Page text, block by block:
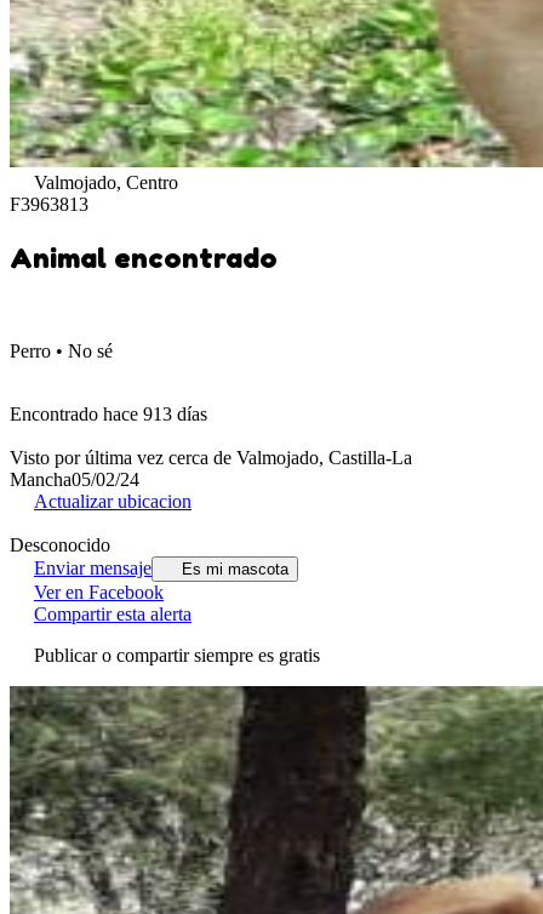
Valmojado, Centro
F3963813
Animal encontrado
Perro • No sé
Encontrado hace 913 días
Visto por última vez cerca de Valmojado, Castilla-La
Mancha05/02/24
Actualizar ubicacion
Desconocido
Enviar mensaje
Es mi mascota
Ver en Facebook
Compartir esta alerta
Publicar o compartir siempre es gratis